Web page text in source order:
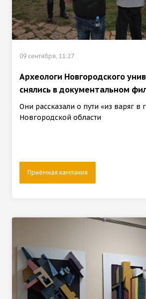
09 сентября, 11:27
Археологи Новгородского
снялись в документальном
Они рассказали о пути «из варяг в
Новгородской области
Приёмная кампания